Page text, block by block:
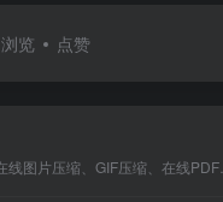
浏览 点赞